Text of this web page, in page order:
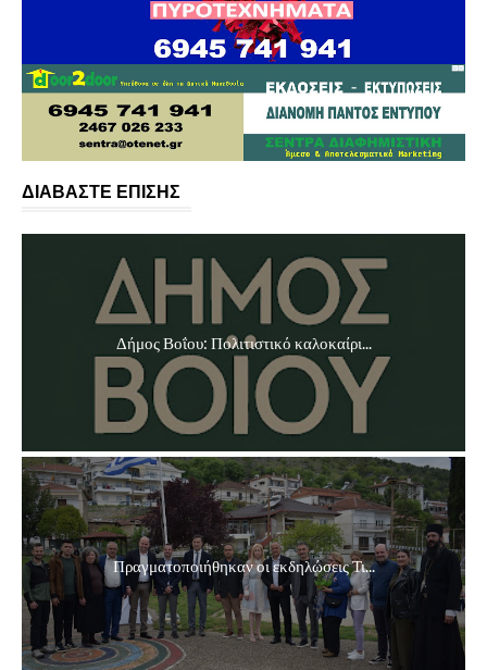
ΔΙΑΒΑΣΤΕ ΕΠΙΣΗΣ
Δήμος Βοΐου: Πολιτιστικό καλοκαίρι...
Πραγματοποιήθηκαν οι εκδηλώσεις Τι...